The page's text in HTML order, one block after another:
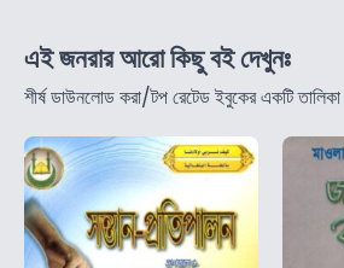
এই জনরার আরো কিছু বই দেখুনঃ
শীর্ষ ডাউনলোড করা/টপ রেটেড ইবুকের একটি তালিকা